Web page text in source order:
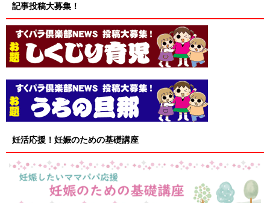
記事投稿大募集！
妊活応援！妊娠のための基礎講座